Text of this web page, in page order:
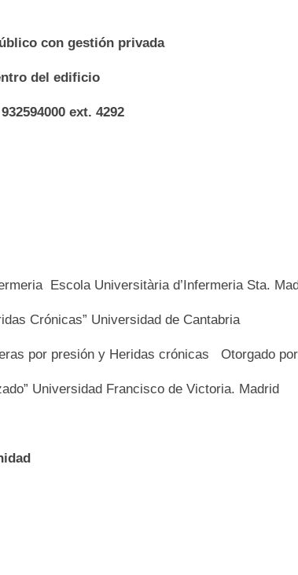
con gestión privada
del edificio
ext. 4292
Escola Universitària d’Infermeria Sta.
Crónicas” Universidad de Cantabria
por presión y Heridas crónicas Otorgado
Universidad Francisco de Victoria. Madrid
Alegre